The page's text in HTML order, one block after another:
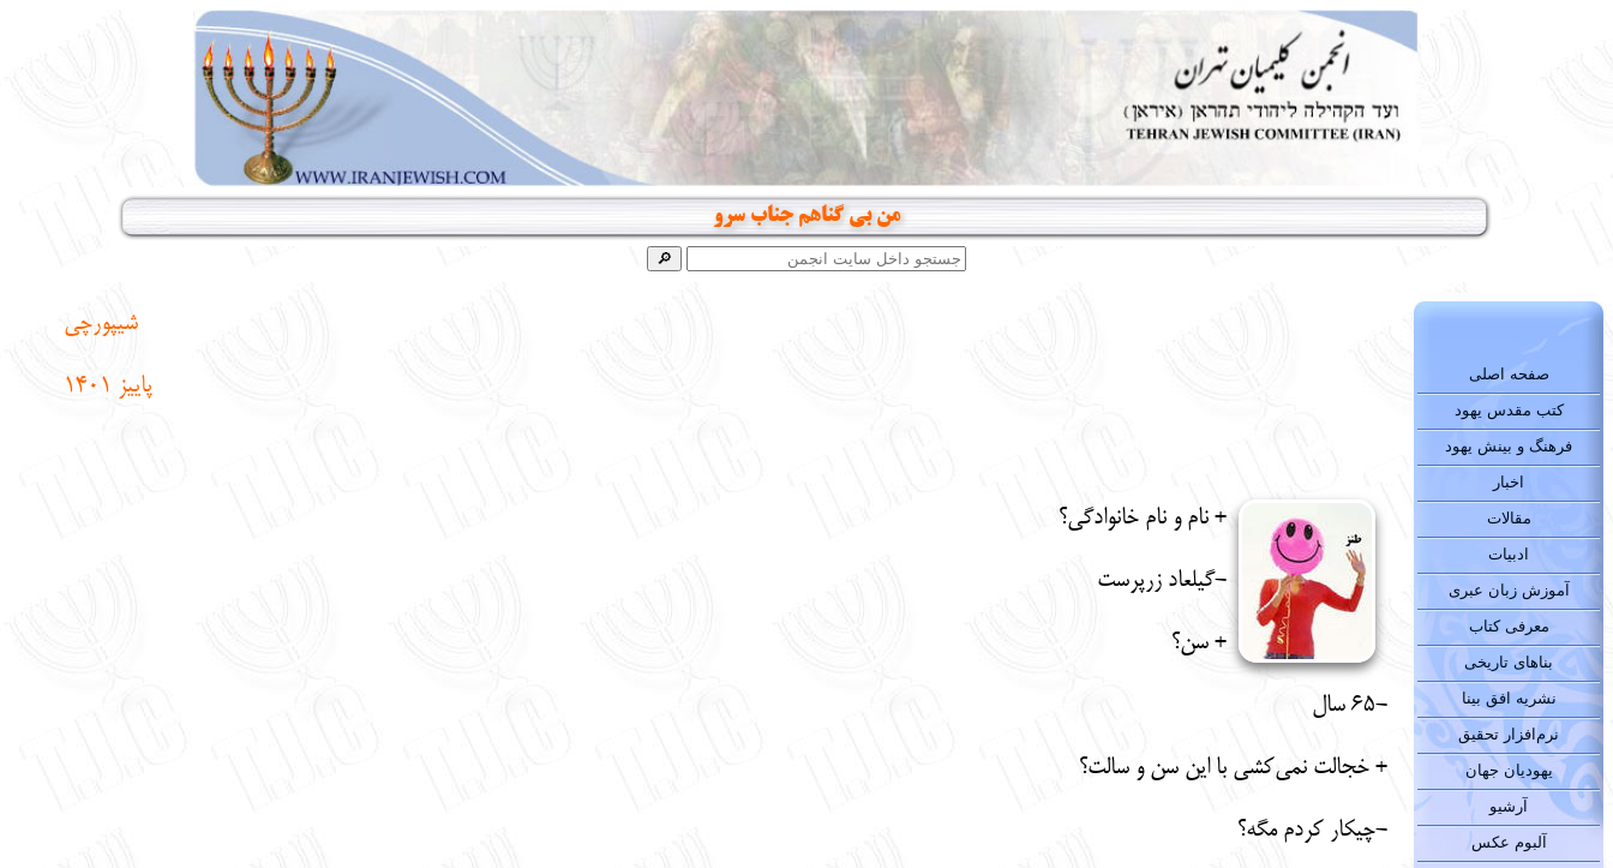
من بی گناهم جناب سرو
صفحه اصلی
کتب مقدس یهود
فرهنگ و بینش یهود
اخبار
مقالات
ادبیات
آموزش زبان عبری
معرفی کتاب
بناهای تاریخی
نشریه افق بینا
نرم‌افزار تحقیق
یهودیان جهان
آرشیو
آلبوم عکس
شیپورچی
پاییز 1401
+ نام و نام خانوادگی؟
-گیلعاد زرپرست
+ سن؟
-65 سال
+ خجالت نمی‌کشی با این سن و سالت؟
-چیکار کردم مگه؟